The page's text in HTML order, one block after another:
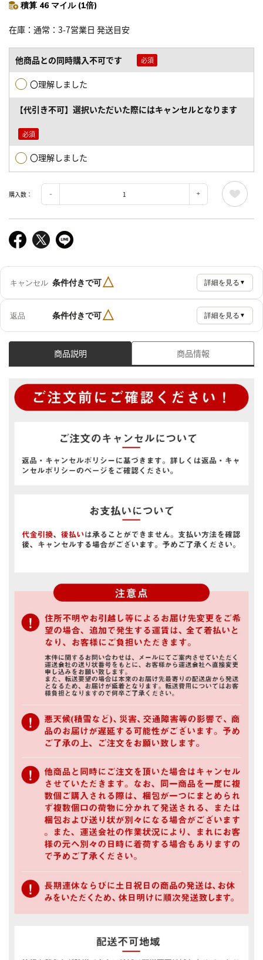
積算 46 マイル (1倍)
在庫 通常：3-7営業日 発送目安
他商品との同時購入不可です
〇理解しました
【代引き不可】選択いただいた際にはキャンセルとなります
〇理解しました
購入数：
キャンセル 条件付きで可△ 詳細を見る ▼
返品 条件付きで可△ 詳細を見る ▼
商品説明 商品情報